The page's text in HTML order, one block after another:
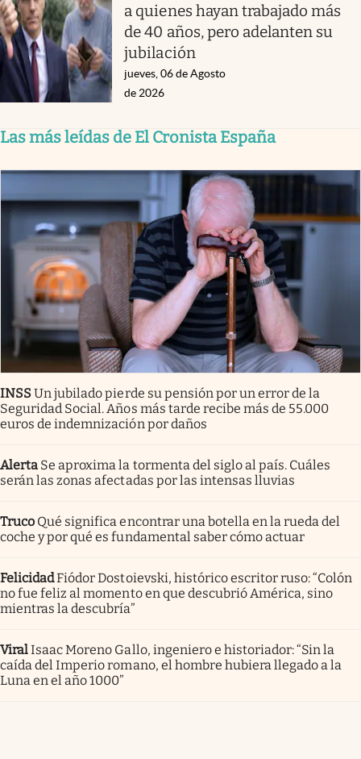
a quienes hayan trabajado más
de 40 años, pero adelanten su
jubilación
jueves, 06 de Agosto
de 2026
Las más leídas de El Cronista España
INSSUn jubilado pierde su pensión por un error de la
Seguridad Social. Años más tarde recibe más de 55.000
euros de indemnización por daños
Alerta Se aproxima la tormenta del siglo al país. Cuáles
serán las zonas afectadas por las intensas lluvias
Truco Qué significa encontrar una botella en la rueda del
coche y por qué es fundamental saber cómo actuar
FelicidadFiódor Dostoievski, histórico escritor ruso: “Colón
no fue feliz al momento en que descubrió América, sino
mientras la descubría”
ViralIsaac Moreno Gallo, ingeniero e historiador: “Sin la
caída del Imperio romano, el hombre hubiera llegado a la
Luna en el año 1000”